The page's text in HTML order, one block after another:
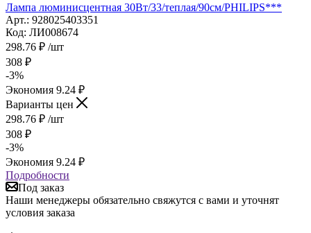
Лампа люминисцентная 30Вт/33/теплая/90см/PHILIPS***
Арт.: 928025403351
Код: ЛИ008674
298.76 ₽ /шт
308 ₽
-3%
Экономия 9.24 ₽
Варианты цен
298.76 ₽ /шт
308 ₽
-3%
Экономия 9.24 ₽
Подробности
Под заказ
Наши менеджеры обязательно свяжутся с вами и уточнят
условия заказа